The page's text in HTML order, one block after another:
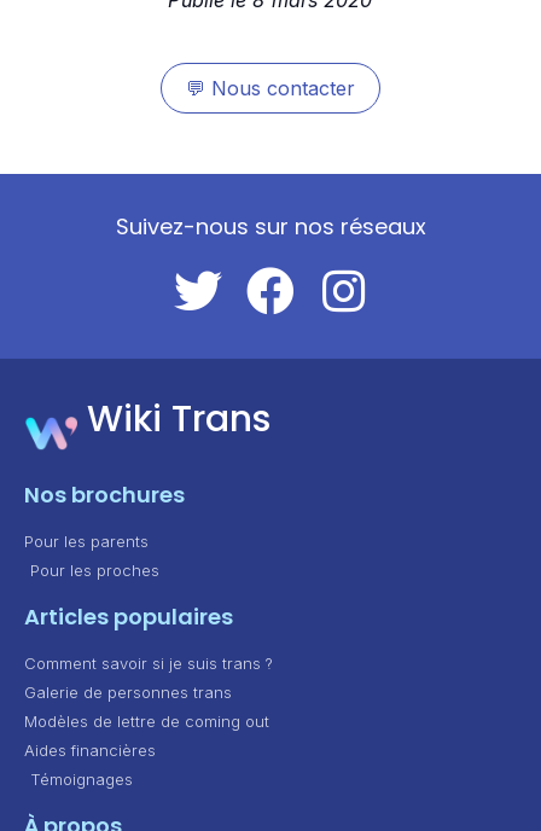
💬 Nous contacter
Suivez-nous sur nos réseaux
Wiki Trans
Nos brochures
Pour les parents
Pour les proches
Articles populaires
Comment savoir si je suis trans ?
Galerie de personnes trans
Modèles de lettre de coming out
Aides financières
Témoignages